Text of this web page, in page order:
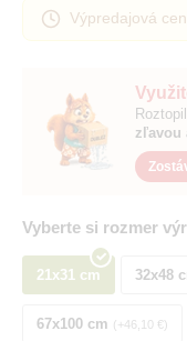
zľavou
Vyberte si rozmer
21x31 cm 32x48
67x100 cm +46,10 €
Výpredajová